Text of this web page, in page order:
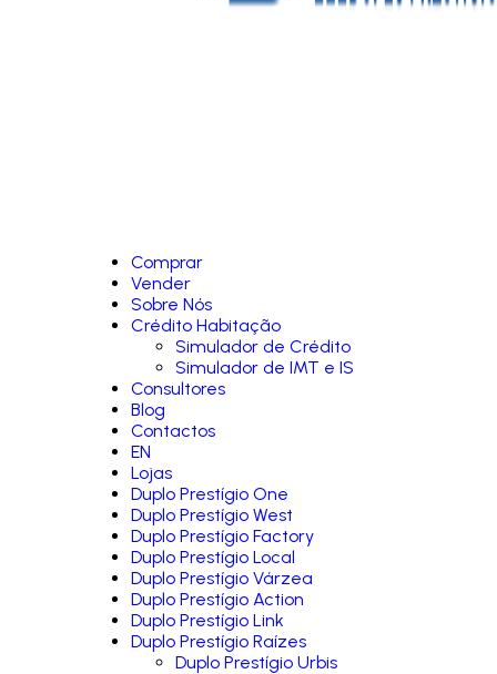
Comprar
Vender
Sobre Nós
Crédito Habitação
Simulador de Crédito
Simulador de IMT e IS
Consultores
Blog
Contactos
EN
Lojas
Duplo Prestígio One
Duplo Prestígio West
Duplo Prestígio Factory
Duplo Prestígio Local
Duplo Prestígio Várzea
Duplo Prestígio Action
Duplo Prestígio Link
Duplo Prestígio Raízes
Duplo Prestígio Urbis